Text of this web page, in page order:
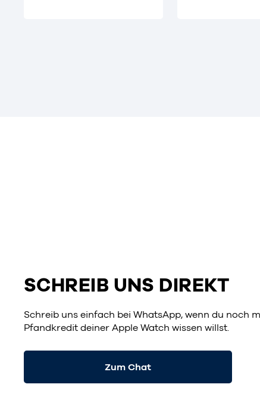
SCHREIB UNS DIREKT
Schreib uns einfach bei WhatsApp, wenn du noch
Pfandkredit deiner Apple Watch wissen willst.
Zum Chat